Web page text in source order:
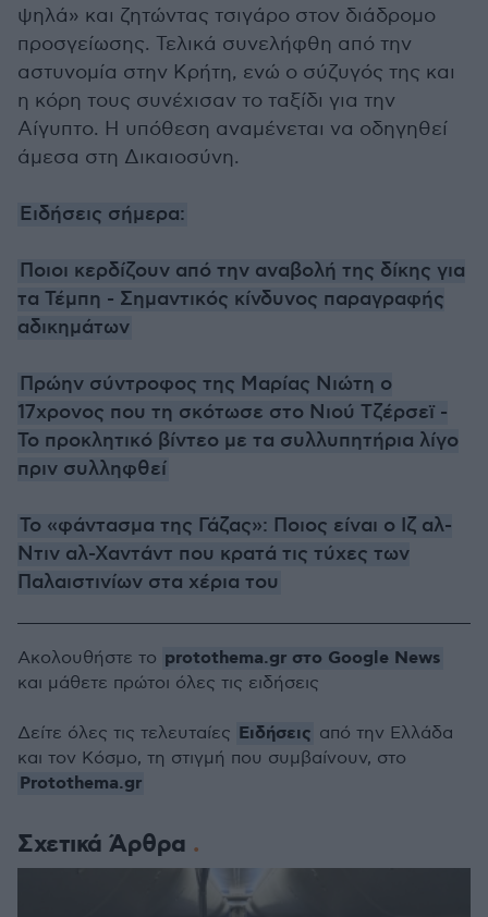
ψηλά» και ζητώντας τσιγάρο στον διάδρομο
προσγείωσης. Τελικά συνελήφθη από την
αστυνομία στην Κρήτη, ενώ ο σύζυγός της και
η κόρη τους συνέχισαν το ταξίδι για την
Αίγυπτο. Η υπόθεση αναμένεται να οδηγηθεί
άμεσα στη Δικαιοσύνη.
Ειδήσεις σήμερα:
Ποιοι κερδίζουν από την αναβολή της δίκης για
τα Τέμπη - Σημαντικός κίνδυνος παραγραφής
αδικημάτων
Πρώην σύντροφος της Μαρίας Νιώτη ο
17χρονος που τη σκότωσε στο Νιού Τζέρσεϊ -
Το προκλητικό βίντεο με τα συλλυπητήρια λίγο
πριν συλληφθεί
Το «φάντασμα της Γάζας»: Ποιος είναι ο Ιζ αλ-
Ντιν αλ-Χαντάντ που κρατά τις τύχες των
Παλαιστινίων στα χέρια του
Σχετικά Άρθρα
Ακολουθήστε το protothema.gr στο Google News
και μάθετε πρώτοι όλες τις ειδήσεις
Δείτε όλες τις τελευταίες Ειδήσεις από την Ελλάδα
και τον Κόσμο, τη στιγμή που συμβαίνουν, στο
Protothema.gr